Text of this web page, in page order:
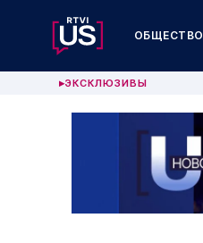
ОБЩЕСТВО
▶ЭКСКЛЮЗИВЫ